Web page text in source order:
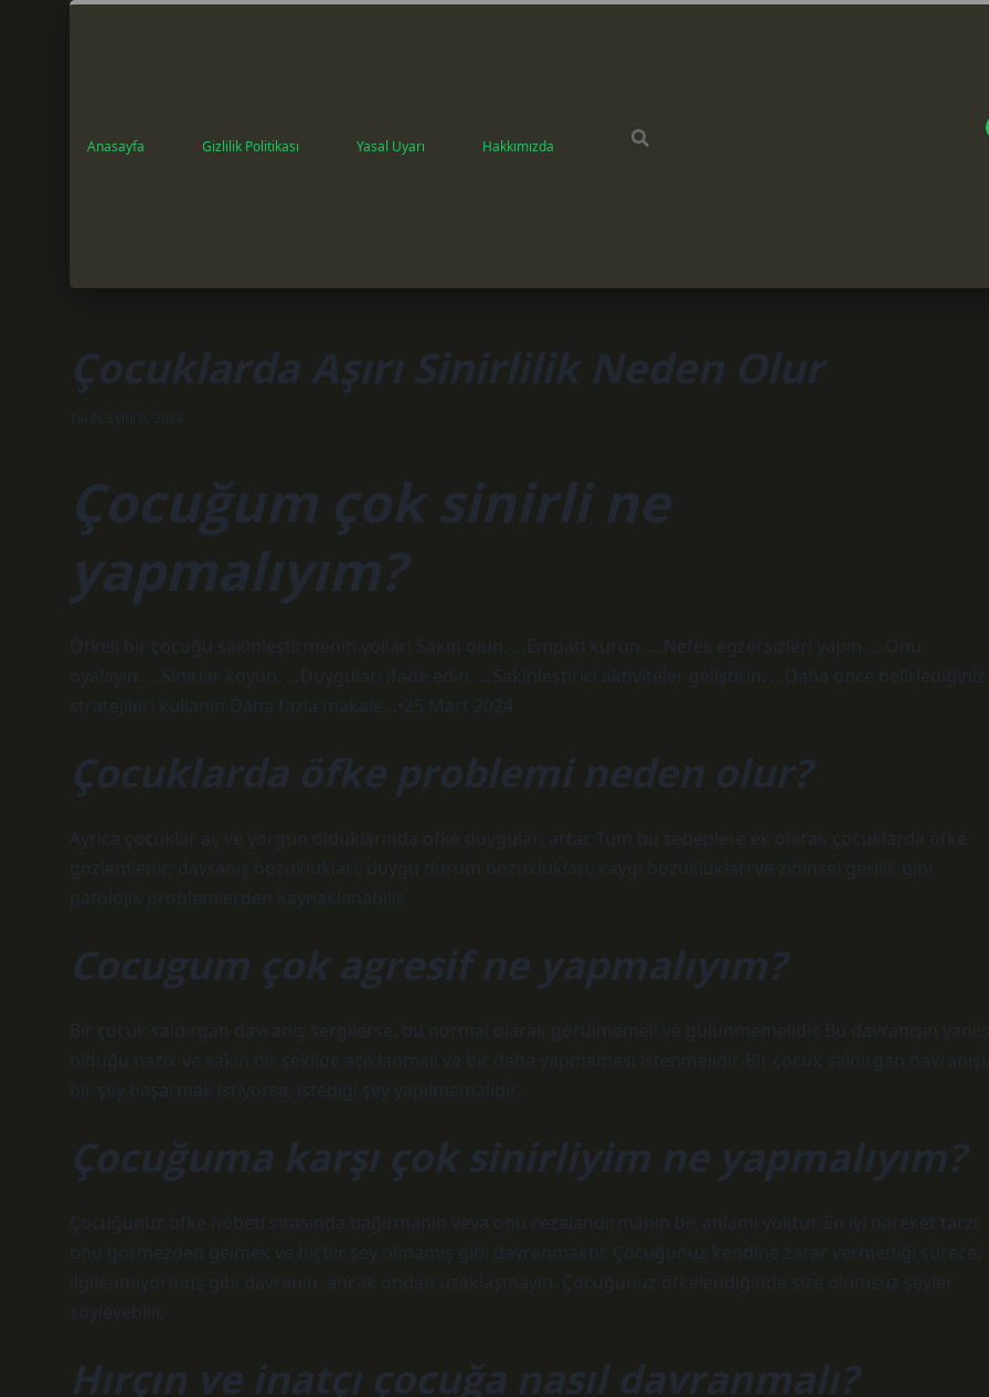
Anasayfa Gizlilik Politikası Yasal Uyarı Hakkımızda
Çocuklarda Aşırı Sinirlilik Neden Olur
Tarih: Eylül 9, 2024
Çocuğum çok sinirli ne
yapmalıyım?
Öfkeli bir çocuğu sakinleştirmenin yolları Sakin olun. …Empati kurun. …Nefes egzersizleri yapın. …Onu
oyalayın. …Sınırlar koyun. …Duyguları ifade edin. …Sakinleştirici aktiviteler geliştirin. …Daha önce belirlediğiniz
stratejileri kullanın.Daha fazla makale…•25 Mart 2024
Çocuklarda öfke problemi neden olur?
Ayrıca çocuklar aç ve yorgun olduklarında öfke duyguları artar. Tüm bu sebeplere ek olarak çocuklarda öfke
gözlemlenir; davranış bozuklukları, duygu durum bozuklukları, kaygı bozuklukları ve zihinsel gerilik gibi
patolojik problemlerden kaynaklanabilir.
Cocugum çok agresif ne yapmalıyım?
Bir çocuk saldırgan davranış sergilerse, bu normal olarak görülmemeli ve gülünmemelidir. Bu davranışın yanlış
olduğu nazik ve sakin bir şekilde açıklanmalı ve bir daha yapmaması istenmelidir. Bir çocuk saldırgan
bir şey başarmak istiyorsa, istediği şey yapılmamalıdır.
Çocuğuma karşı çok sinirliyim ne yapmalıyım?
Çocuğunuz öfke nöbeti sırasında bağırmanın veya onu cezalandırmanın bir anlamı yoktur. En iyi hareket tarzı
onu görmezden gelmek ve hiçbir şey olmamış gibi davranmaktır. Çocuğunuz kendine zarar vermediği sürece,
ilgilenmiyormuş gibi davranın, ancak ondan uzaklaşmayın. Çocuğunuz öfkelendiğinde size olumsuz şeyler
söyleyebilir.
Hırçın ve inatçı çocuğa nasıl davranmalı?